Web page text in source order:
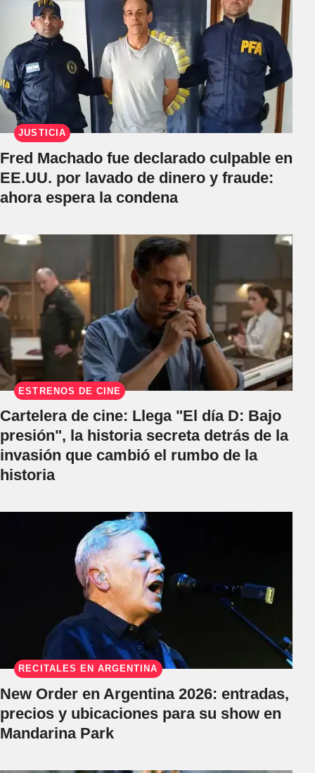
JUSTICIA
Fred Machado fue declarado culpable en
EE.UU. por lavado de dinero y fraude:
ahora espera la condena
ESTRENOS DE CINE
Cartelera de cine: Llega "El día D: Bajo
presión", la historia secreta detrás de la
invasión que cambió el rumbo de la
historia
RECITALES EN ARGENTINA
New Order en Argentina 2026: entradas,
precios y ubicaciones para su show en
Mandarina Park